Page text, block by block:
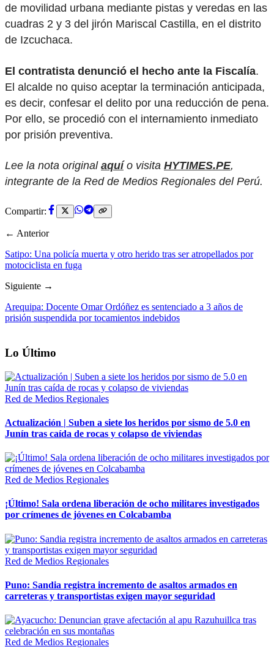
de movilidad urbana mediante pistas y veredas en las
cuadras 2 y 3 del jirón Mariscal Castilla, en el distrito
de Izcuchaca.
El contratista denunció el hecho ante la Fiscalía.
El alcalde no quiso aceptar la terminación anticipada,
es decir, confesar el delito por una reducción de pena.
Por ello, se procedió con el internamiento inmediato
por prisión preventiva.
Lee la nota original aquío visita HYTIMES.PE,
integrante de la Red de Medios Regionales del Perú.
Compartir:
← Anterior
Satipo: Una policía muerta y otro herido tras ser atropellados por
motociclista en fuga
Siguiente →
Arequipa: Docente Omar Ordóñez es sentenciado a 3 años de
prisión suspendida por tocamientos indebidos
Lo Último
Red de Medios Regionales
Actualización | Suben a siete los heridos por sismo de 5.0 en
Junín tras caída de rocas y colapso de viviendas
Red de Medios Regionales
¡Último! Sala ordena liberación de ocho militares investigados
por crímenes de jóvenes en Colcabamba
Red de Medios Regionales
Puno: Sandia registra incremento de asaltos armados en
carreteras y transportistas exigen mayor seguridad
Red de Medios Regionales